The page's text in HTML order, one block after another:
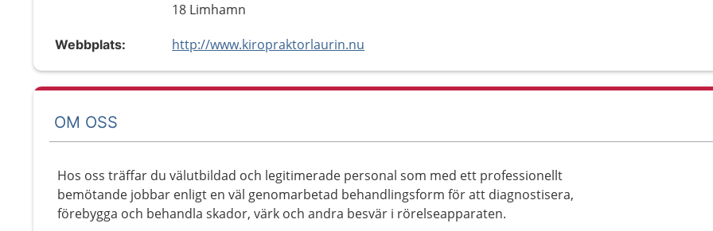
18 Limhamn
Webbplats: http://www.kiropraktorlaurin.nu
OM OSS
Hos oss träffar du välutbildad och legitimerade personal som med ett professionellt
bemötande jobbar enligt en väl genomarbetad behandlingsform för att diagnostisera,
förebygga och behandla skador, värk och andra besvär i rörelseapparaten.